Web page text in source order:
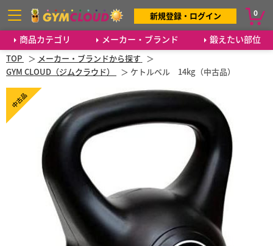
商品カテゴリ メーカー・ブランド 鍛えたい部位
新規登録・ログイン 0
TOP
メーカー・ブランドから探す
GYM CLOUD（ジムクラウド）
ケトルベル 14kg（中古品）
中古品